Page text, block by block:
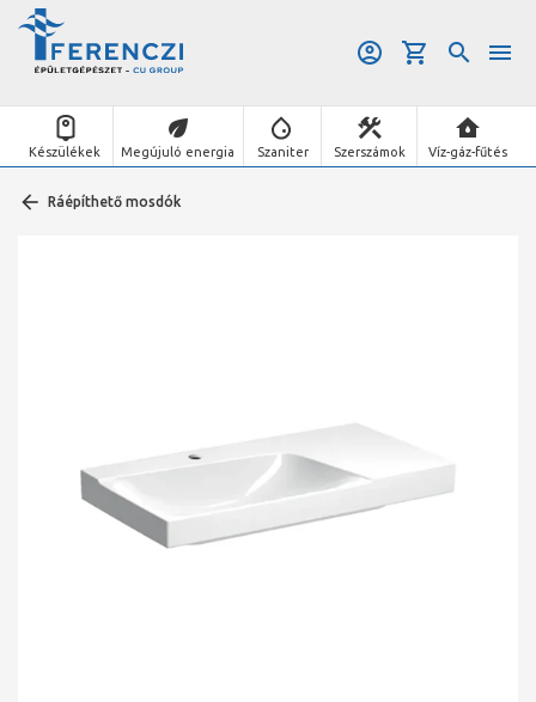
Készülékek Megújuló energia Szaniter Szerszámok Víz-gáz-fűtés
Ráépíthető mosdók